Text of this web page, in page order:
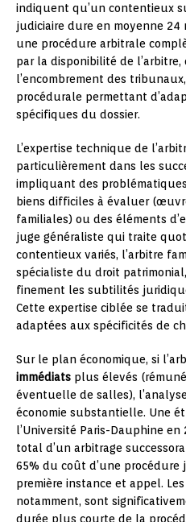
indiquent qu’un contentieux
judiciaire dure en moyenne 24
une procédure arbitrale
par la disponibilité de l’arbitre,
l’encombrement des
procédurale permettant
spécifiques du dossier.
L’expertise technique de
particulièrement dans les
impliquant des
biens difficiles à évaluer
familiales) ou des éléments
juge généraliste qui traite
contentieux variés, l’arbitre
spécialiste du droit
finement les subtilités
Cette expertise ciblée se
adaptées aux spécificités de
Sur le plan économique, si
immédiats plus élevés
éventuelle de salles),
économie substantielle. Une
l’Université Paris-Dauphine
total d’un arbitrage
65% du coût d’une
première instance et appel. Les
notamment, sont
durée plus courte de la